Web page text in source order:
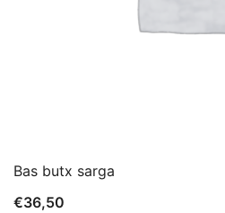
Bas butx sarga
€36,50